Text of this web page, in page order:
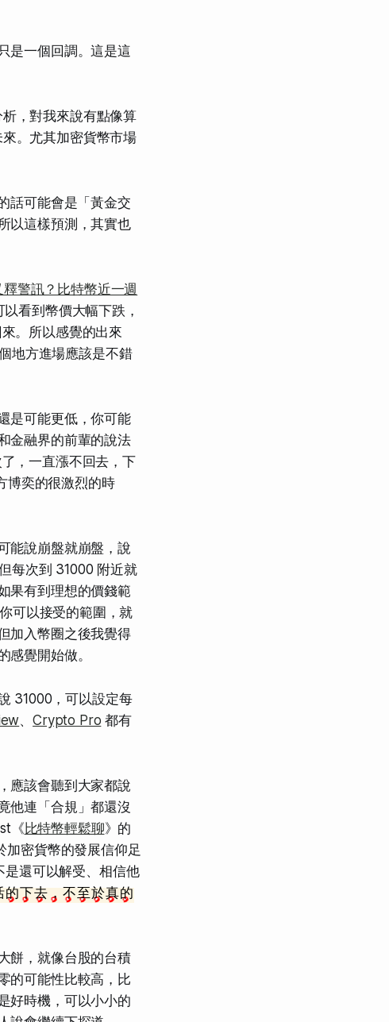
是一個回調。這是這
，對我來說有點像算
。尤其加密貨幣市場
話可能會是「黃金交
以這樣預測，其實也
警訊？比特幣近一週
看到幣價大幅下跌，
。所以感覺的出來
地方進場應該是不錯
是可能更低，你可能
金融界的前輩的說法
，一直漲不回去，下
博奕的很激烈的時
能說崩盤就崩盤，說
每次到 31000 附近就
果有到理想的價錢範
可以接受的範圍，就
加入幣圈之後我覺得
覺開始做。
31000，可以設定每
、Crypto Pro 都有
應該會聽到大家都說
他連「合規」都還沒
《比特幣輕鬆聊》的
加密貨幣的發展信仰足
還可以解受、相信他
的下去，不至於真的
餅，就像台股的台積
的可能性比較高，比
好時機，可以小小的